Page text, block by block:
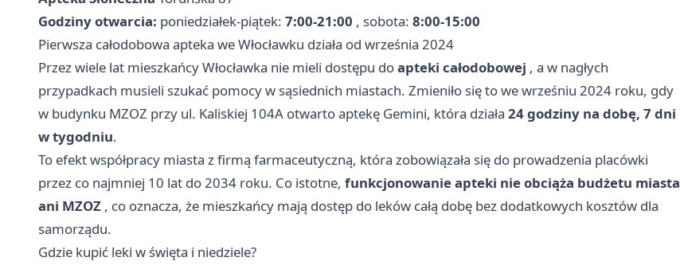
Godziny otwarcia: poniedziałek-piątek: 7:00-21:00 , sobota: 8:00-15:00
Pierwsza całodobowa apteka we Włocławku działa od września 2024
Przez wiele lat mieszkańcy Włocławka nie mieli dostępu doapteki całodobowej , a w nagłych
przypadkach musieli szukać pomocy w sąsiednich miastach. Zmieniło się to we wrześniu 2024 roku, gdy
w budynku MZOZ przy ul. Kaliskiej 104A otwarto aptekę Gemini, która działa 24 godziny na dobę, 7 dni
w tygodniu.
To efekt współpracy miasta z firmą farmaceutyczną, która zobowiązała się do prowadzenia placówki
przez co najmniej 10 lat do 2034 roku. Co istotne, funkcjonowanie apteki nie obciąża budżetu miasta
ani MZOZ , co oznacza, że mieszkańcy mają dostęp do leków całą dobę bez dodatkowych kosztów dla
samorządu.
Gdzie kupić leki w święta i niedziele?